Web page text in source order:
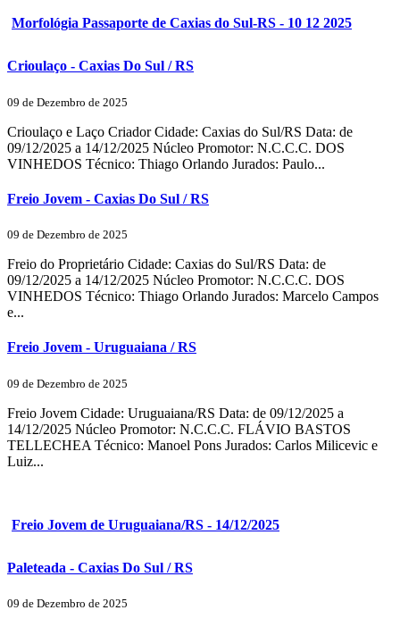
Morfológia Passaporte de Caxias do Sul-RS - 10 12 2025
Crioulaço - Caxias Do Sul / RS
09 de Dezembro de 2025
Crioulaço e Laço Criador Cidade: Caxias do Sul/RS Data: de
09/12/2025 a 14/12/2025 Núcleo Promotor: N.C.C.C. DOS
VINHEDOS Técnico: Thiago Orlando Jurados: Paulo...
Freio Jovem - Caxias Do Sul / RS
09 de Dezembro de 2025
Freio do Proprietário Cidade: Caxias do Sul/RS Data: de
09/12/2025 a 14/12/2025 Núcleo Promotor: N.C.C.C. DOS
VINHEDOS Técnico: Thiago Orlando Jurados: Marcelo Campos
e...
Freio Jovem - Uruguaiana / RS
09 de Dezembro de 2025
Freio Jovem Cidade: Uruguaiana/RS Data: de 09/12/2025 a
14/12/2025 Núcleo Promotor: N.C.C.C. FLÁVIO BASTOS
TELLECHEA Técnico: Manoel Pons Jurados: Carlos Milicevic e
Luiz...
Freio Jovem de Uruguaiana/RS - 14/12/2025
Paleteada - Caxias Do Sul / RS
09 de Dezembro de 2025